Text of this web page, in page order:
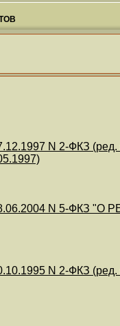
N 2-ФКЗ (ред.
N 5-ФКЗ
N 2-ФКЗ